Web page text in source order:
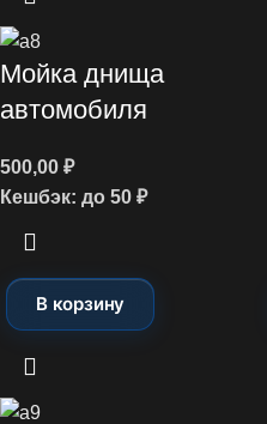
Мойка днища
автомобиля
500,00 ₽
Кешбэк: до 50 ₽
В корзину